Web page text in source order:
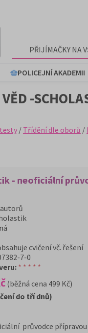
PŘIJÍMAČKY NA
POLICEJNÍ AKADEMII
-
/ Třídění dle oborů /
- neoficiální
cvičení vč. řešení
7-0
* * * * *
průvodce přípravou
(běžná cena 499 Kč)
do tří dnů)